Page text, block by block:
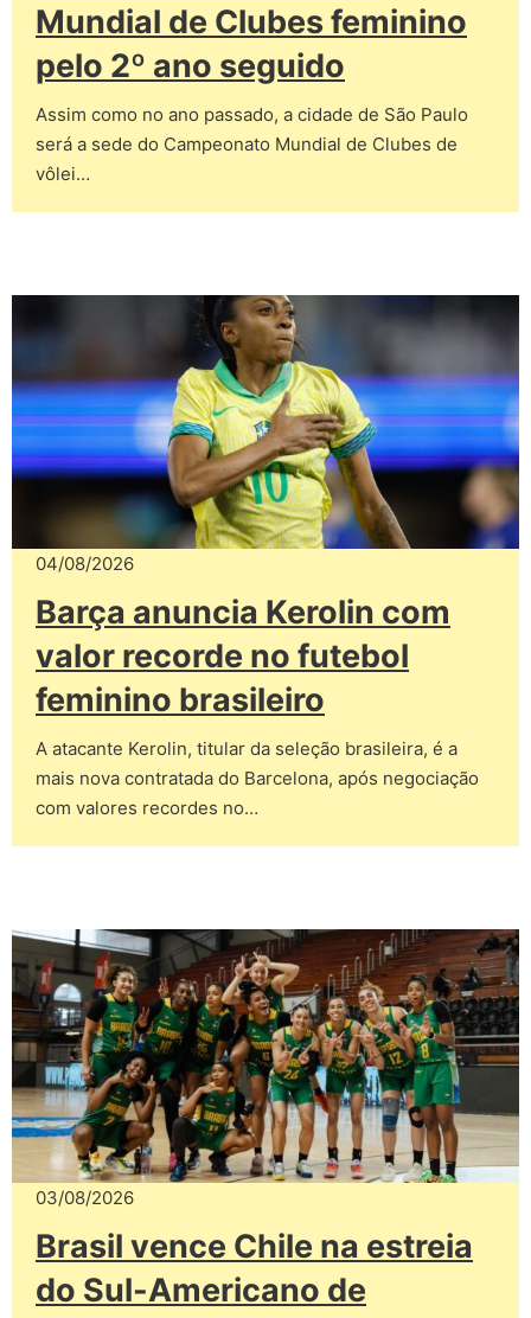
Mundial de Clubes feminino
pelo 2º ano seguido
Assim como no ano passado, a cidade de São Paulo
será a sede do Campeonato Mundial de Clubes de
vôlei…
04/08/2026
Barça anuncia Kerolin com
valor recorde no futebol
feminino brasileiro
A atacante Kerolin, titular da seleção brasileira, é a
mais nova contratada do Barcelona, após negociação
com valores recordes no…
03/08/2026
Brasil vence Chile na estreia
do Sul-Americano de